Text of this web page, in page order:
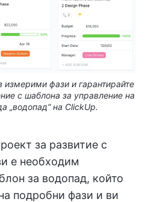
измерими фази и гарантирайте
с шаблона за управление на
„водопад“ на ClickUp.
за развитие с
е необходим
за водопад, който
подробни фази и ви